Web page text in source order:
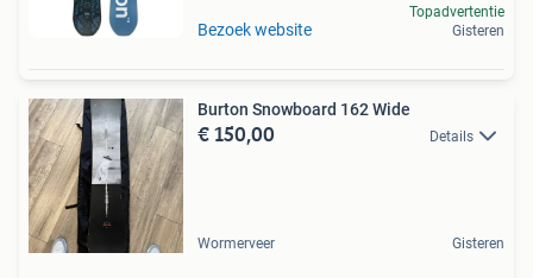
Bezoek website
Topadvertentie
Gisteren
Burton Snowboard 162 Wide
€ 150,00 Details
Wormerveer Gisteren